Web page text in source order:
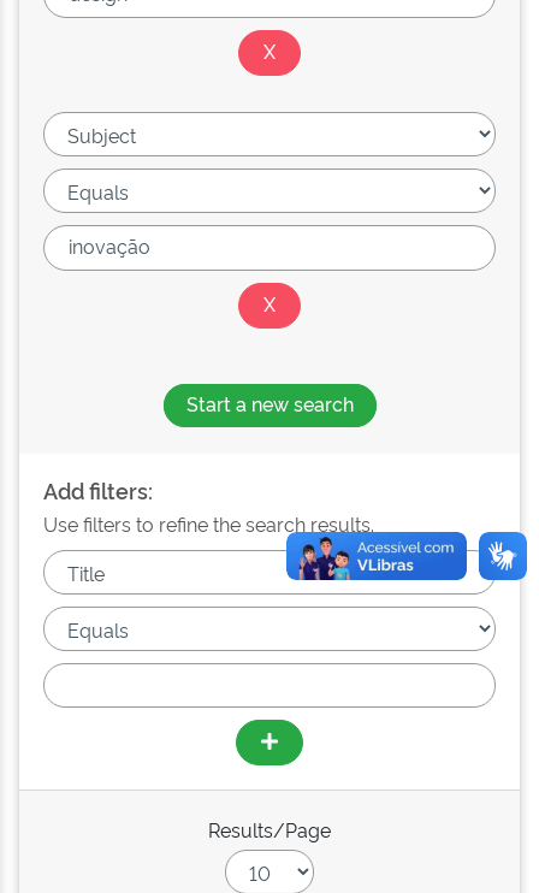
Start a new search
Add filters:
Use filters to refine the search results.
Results/Page